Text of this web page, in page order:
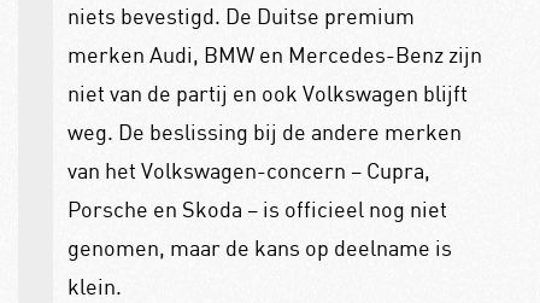
niets bevestigd. De Duitse premium
merken Audi, BMW en Mercedes-Benz zijn
niet van de partij en ook Volkswagen blijft
weg. De beslissing bij de andere merken
van het Volkswagen-concern – Cupra,
Porsche en Skoda – is officieel nog niet
genomen, maar de kans op deelname is
klein.